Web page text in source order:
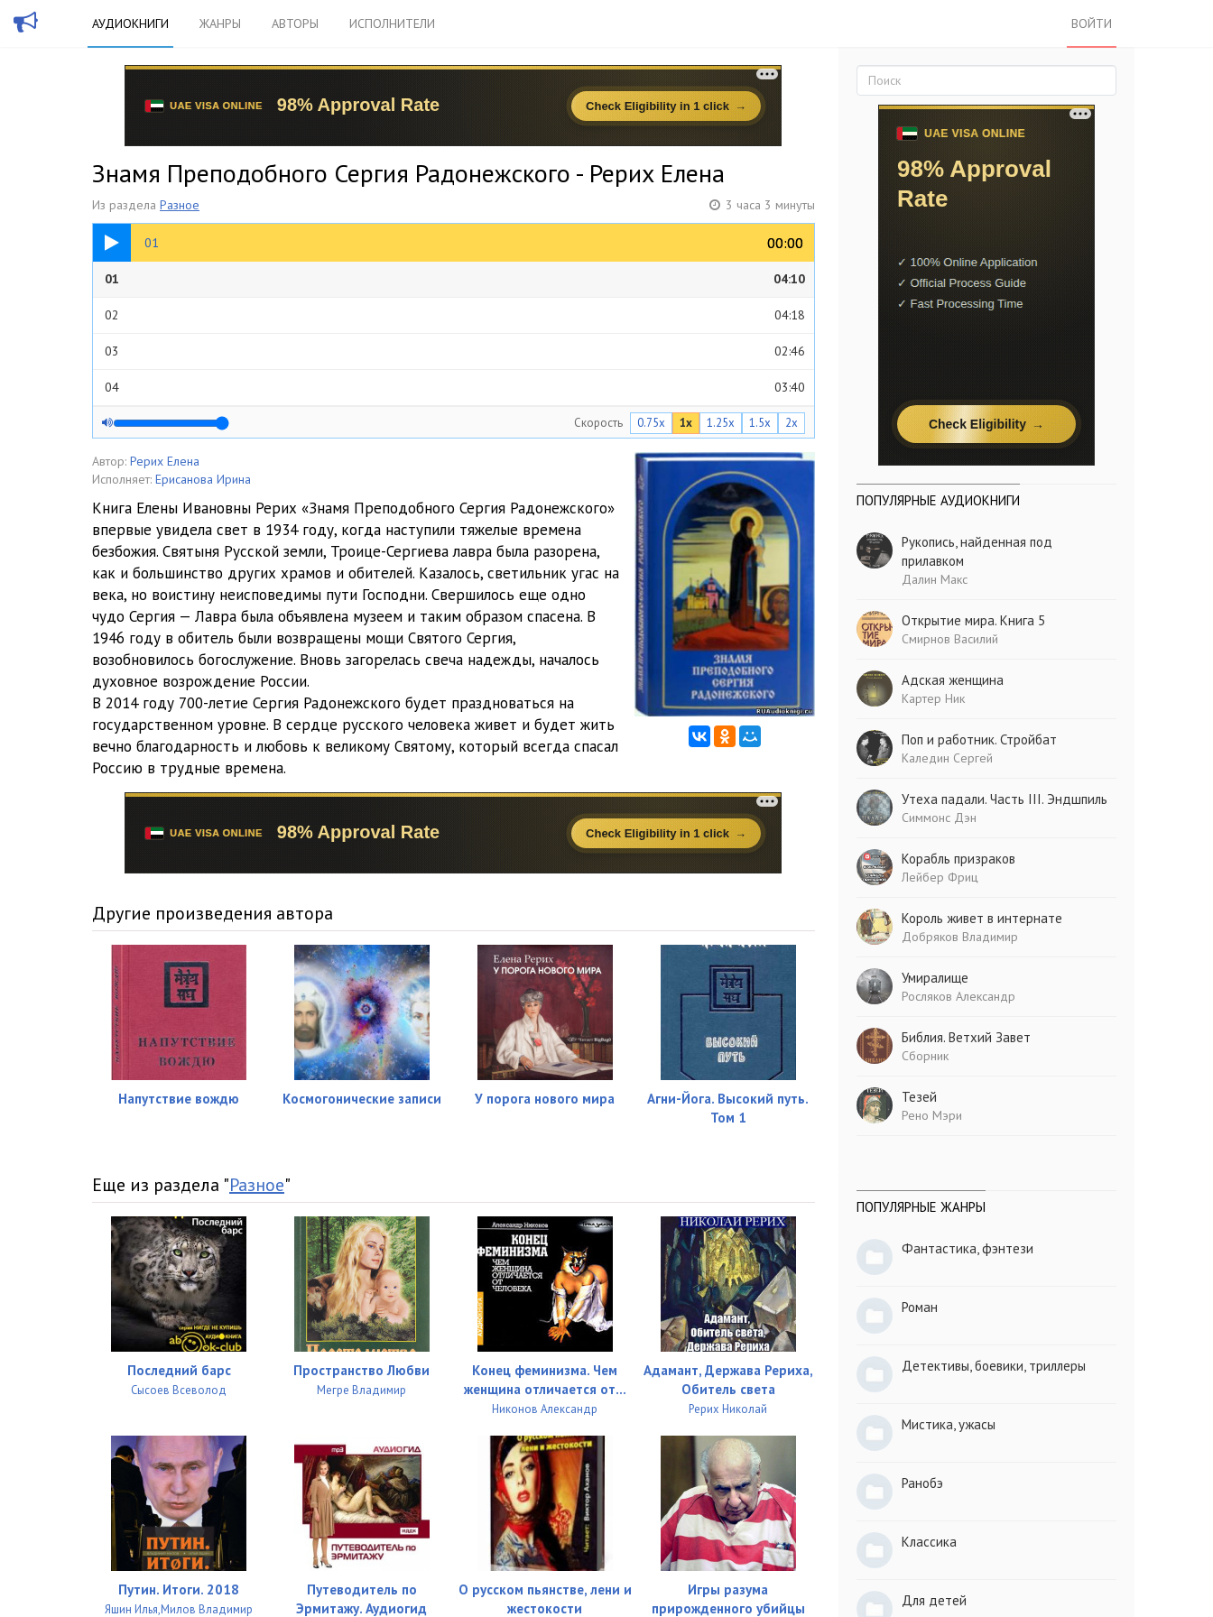
АУДИОКНИГИ ЖАНРЫ АВТОРЫ ИСПОЛНИТЕЛИ ВОЙТИ
Знамя Преподобного Сергия Радонежского - Рерих Елена
Из раздела Разное 3 часа 3 минуты
01 00:00
00:00
04:10
01 04:10
02 04:18
03 02:46
04 03:40
05 04:51
06 05:00
03:29
08 04:43
09
10 02:55
11 05:20
12 06:19
13 03:36
14
19 04:10
20
21 05:22
22
04:31
05:00
26
27 02:42
28 06:05
29 07:16
30 04:11
03:56
33 04:56
35 04:39
05:01
Скорость 0.75x 1x 1.25x 1.5x 2x
Автор: Рерих Елена
Исполняет: Ерисанова Ирина
Книга Елены Ивановны Рерих «Знамя Преподобного Сергия Радонежского»
впервые увидела свет в 1934 году, когда наступили тяжелые времена
безбожия. Святыня Русской земли, Троице-Сергиева лавра была разорена,
как и большинство других храмов и обителей. Казалось, светильник угас на
века, но воистину неисповедимы пути Господни. Свершилось еще одно
чудо Сергия — Лавра была объявлена музеем и таким образом спасена. В
1946 году в обитель были возвращены мощи Святого Сергия,
возобновилось богослужение. Вновь загорелась свеча надежды, началось
духовное возрождение России.
В 2014 году 700-летие Сергия Радонежского будет праздноваться на
государственном уровне. В сердце русского человека живет и будет жить
вечно благодарность и любовь к великому Святому, который всегда спасал
Россию в трудные времена.
Другие произведения автора
Напутствие вождю Космогонические записи У порога нового мира
Агни-Йога. Высокий путь.
Том 1
Еще из раздела "Разное"
Последний барс
Сысоев Всеволод
Пространство Любви
Мегре Владимир
Конец феминизма. Чем
женщина отличается от...
Никонов Александр
Адамант, Держава Рериха,
Обитель света
Рерих Николай
Путин. Итоги. 2018
Яшин Илья,Милов Владимир
Путеводитель по
Эрмитажу. Аудиогид
О русском пьянстве, лени и
жестокости
Игры разума
прирожденного убийцы
ПОПУЛЯРНЫЕ АУДИОКНИГИ
Рукопись, найденная под
прилавком
Далин Макс
Открытие мира. Книга 5
Смирнов Василий
Адская женщина
Картер Ник
Поп и работник. Стройбат
Каледин Сергей
Утеха падали. Часть III. Эндшпиль
Симмонс Дэн
Корабль призраков
Лейбер Фриц
Король живет в интернате
Добряков Владимир
Умиралище
Росляков Александр
Библия. Ветхий Завет
Сборник
Тезей
Рено Мэри
ПОПУЛЯРНЫЕ ЖАНРЫ
Фантастика, фэнтези
Роман
Детективы, боевики, триллеры
Мистика, ужасы
Ранобэ
Классика
Для детей